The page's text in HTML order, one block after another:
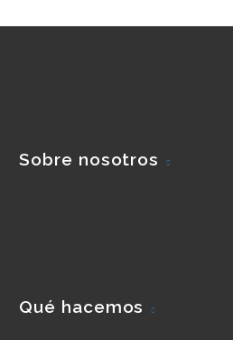
Sobre nosotros
Qué hacemos